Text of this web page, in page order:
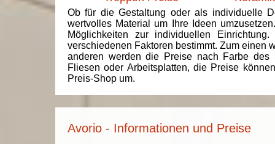
Ob für die Gestaltung oder als individuelle
wertvolles Material um Ihre Ideen
Möglichkeiten zur individuellen
verschiedenen Faktoren bestimmt. Zum einen
anderen werden die Preise nach Farbe des
Fliesen oder Arbeitsplatten, die Preise
Preis-Shop um.
Avorio - Informationen und Preise